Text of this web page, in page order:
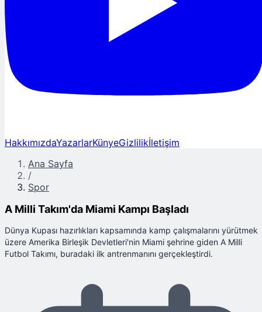
HakkımızdaYazarlarKünyeGizlilikİletişim
Ana Sayfa
/
Spor
A Milli Takım'da Miami Kampı Başladı
Dünya Kupası hazırlıkları kapsamında kamp çalışmalarını yürütmek
üzere Amerika Birleşik Devletleri'nin Miami şehrine giden A Milli
Futbol Takımı, buradaki ilk antrenmanını gerçekleştirdi.